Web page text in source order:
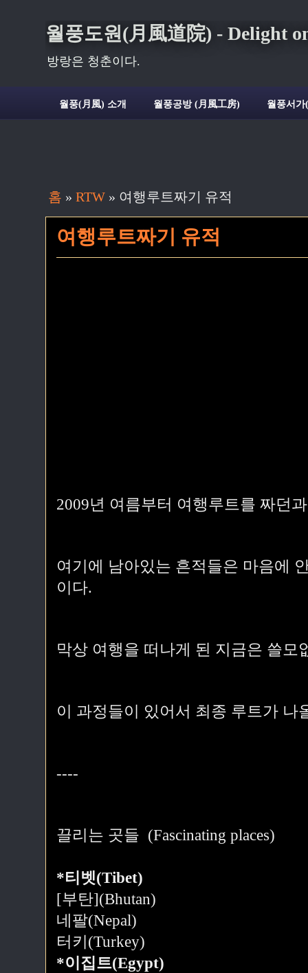
월풍도원(月風道院) - Delight
방랑은 청춘이다.
월풍(月風) 소개 월풍공방 (月風工房) 월풍서
홈 » RTW » 여행루트짜기 유적
여행루트짜기 유적
2009년 여름부터 여행루트를 짜던
여기에 남아있는 흔적들은 마음에
이다.
막상 여행을 떠나게 된 지금은 쓸모
이 과정들이 있어서 최종 루트가 나
----
끌리는 곳들 (Fascinating places)
*티벳(Tibet)
[부탄](Bhutan)
네팔(Nepal)
터키(Turkey)
*이집트(Egypt)